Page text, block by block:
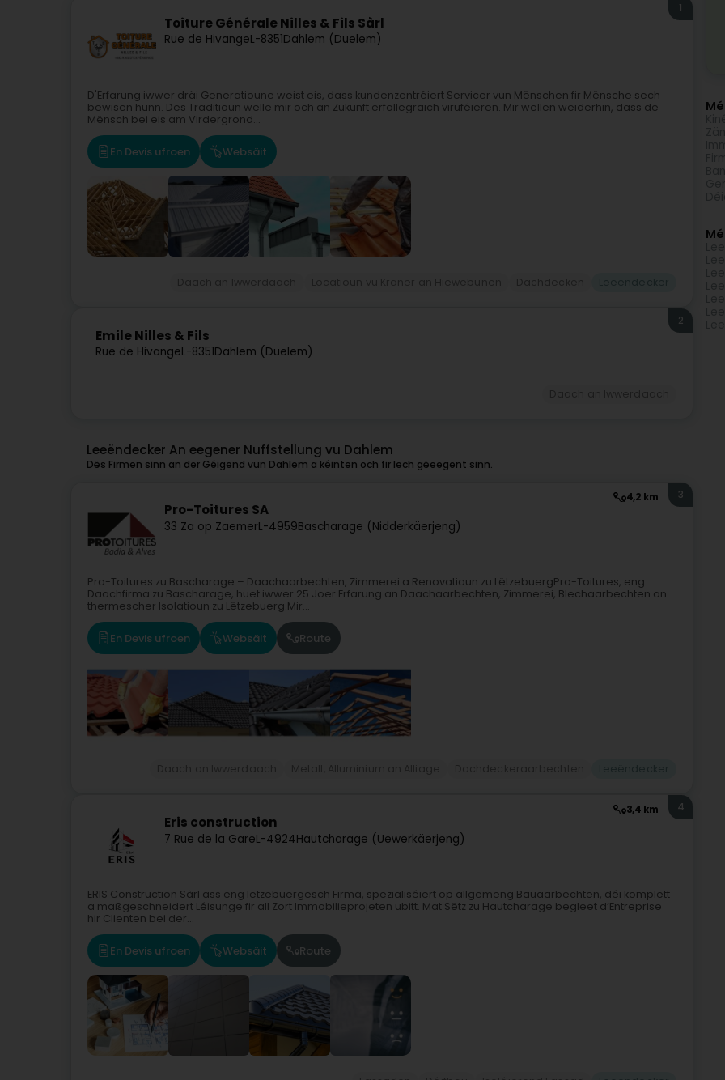
Toiture Générale Nilles & Fils Sàrl
Rue de HivangeL-8351Dahlem (Duelem)
1
D'Erfarung iwwer dräi Generatioune weist eis, dass kundenzentréiert Servicer vun Mënschen fir Mënsche sech
bewisen hunn. Dës Traditioun wëlle mir och an Zukunft erfollegräich viruféieren. Mir wëllen weiderhin, dass de
Mënsch bei eis am Virdergrond...
En Devis ufroen Websäit
Emile Nilles & Fils
Rue de HivangeL-8351Dahlem (Duelem)
2
Leeëndecker An eegener Nuffstellung vu Dahlem
Dës Firmen sinn an der Géigend vun Dahlem a kéinten och fir Iech gëeegent sinn.
4,2 km
Pro-Toitures SA
33 Za op ZaemerL-4959Bascharage (Nidderkäerjeng)
3
Pro-Toitures zu Bascharage – Daachaarbechten, Zimmerei a Renovatioun zu LëtzebuergPro-Toitures, eng
Daachfirma zu Bascharage, huet iwwer 25 Joer Erfarung an Daachaarbechten, Zimmerei, Blechaarbechten an
thermescher Isolatioun zu Lëtzebuerg.Mir...
En Devis ufroen Websäit Route
3,4 km
Eris construction
7 Rue de la GareL-4924Hautcharage (Uewerkäerjeng)
4
ERIS Construction Sàrl ass eng lëtzebuergesch Firma, spezialiséiert op allgemeng Bauaarbechten, déi komplett
a maßgeschneidert Léisunge fir all Zort Immobilieprojeten ubitt. Mat Sëtz zu Hautcharage begleet d’Entreprise
hir Clienten bei der...
En Devis ufroen Websäit Route